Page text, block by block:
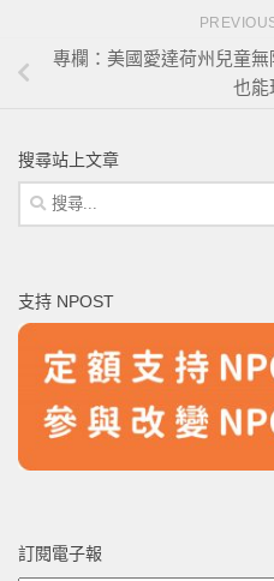
專欄：美國愛達荷州兒童
也能
搜尋站上文章
搜
尋
字:
支持 NPOST
訂閱電子報